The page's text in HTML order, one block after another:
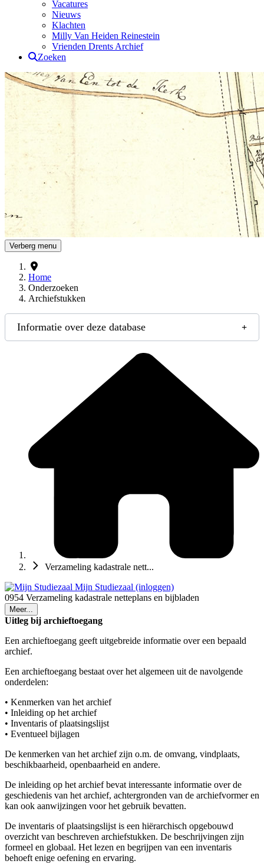
Vacatures
Nieuws
Klachten
Milly Van Heiden Reinestein
Vrienden Drents Archief
Zoeken
Drents Archief
Verberg menu
Home
Onderzoeken
Archiefstukken
Informatie over deze database
Verzameling kadastrale nett...
Mijn Studiezaal (inloggen)
0954 Verzameling kadastrale netteplans en bijbladen
Meer...
Uitleg bij archieftoegang
Een archieftoegang geeft uitgebreide informatie over een bepaald
archief.
Een archieftoegang bestaat over het algemeen uit de navolgende
onderdelen:
• Kenmerken van het archief
• Inleiding op het archief
• Inventaris of plaatsingslijst
• Eventueel bijlagen
De kenmerken van het archief zijn o.m. de omvang, vindplaats,
beschikbaarheid, openbaarheid en andere.
De inleiding op het archief bevat interessante informatie over de
geschiedenis van het archief, achtergronden van de archiefvormer en
kan ook aanwijzingen voor het gebruik bevatten.
De inventaris of plaatsingslijst is een hiërarchisch opgebouwd
overzicht van beschreven archiefstukken. De beschrijvingen zijn
formeel en globaal. Het lezen en begrijpen van een inventaris
behoeft enige oefening en ervaring.